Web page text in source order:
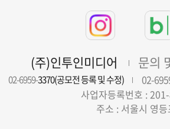
(주)인투인미디어 문의
02-6959-3370(공모전 등록 및 수정) 02-
사업자등록번호 :
주소 : 서울시 영